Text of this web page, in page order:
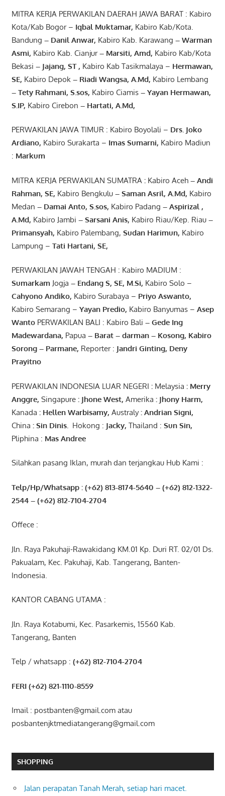
MITRA KERJA PERWAKILAN DAERAH JAWA BARAT : Kabiro
Kota/Kab Bogor – Iqbal Muktamar, Kabiro Kab/Kota.
Bandung – Danil Anwar, Kabiro Kab. Karawang –Warman
Asmi, Kabiro Kab. Cianjur– Marsiti, Amd, Kabiro Kab/Kota
Bekasi – Jajang, ST , Kabiro Kab Tasikmalaya – Hermawan,
SE, Kabiro Depok – Riadi Wangsa, A.Md, Kabiro Lembang
– Tety Rahmani, S.sos, Kabiro Ciamis– Yayan Hermawan,
S.IP, Kabiro Cirebon – Hartati, A.Md,
PERWAKILAN JAWA TIMUR : Kabiro Boyolali – Drs. Joko
Ardiano, Kabiro Surakarta – Imas Sumarni, Kabiro Madiun
: Markum
MITRA KERJA PERWAKILAN SUMATRA :Kabiro Aceh– Andi
Rahman, SE, Kabiro Bengkulu– Saman Asril, A.Md, Kabiro
Medan – Damai Anto, S.sos, Kabiro Padang – Aspirizal ,
A.Md, Kabiro Jambi – Sarsani Anis, Kabiro Riau/Kep. Riau–
Primansyah, Kabiro Palembang, Sudan Harimun, Kabiro
Lampung – Tati Hartani, SE,
PERWAKILAN JAWAH TENGAH : Kabiro MADIUM :
Sumarkam Jogja – EndangS, SE, M.Si, Kabiro Solo –
Cahyono Andiko, Kabiro Surabaya – Priyo Aswanto,
Kabiro Semarang – Yayan Predio, Kabiro Banyumas – Asep
WantoPERWAKILAN BALI : Kabiro Bali – Gede Ing
Madewardana, Papua – Barat – darman– Kosong, Kabiro
Sorong– Parmane, Reporter : Jandri Ginting, Deny
Prayitno
PERWAKILAN INDONESIA LUAR NEGERI : Melaysia : Merry
Anggre, Singapure: JhoneWest, Amerika : JhonyHarm,
Kanada : Hellen Warbisamy, Australy: Andrian Signi,
China : Sin Dinis. Hokong : Jacky, Thailand : Sun Sin,
Pliphina : Mas Andree
Silahkan pasang Iklan, murah dan terjangkau Hub Kami :
Telp/Hp/Whatsapp : (+62) 813-8174-5640 – (+62) 812-1322-
2544– (+62) 812-7104-2704
Offece :
Jln. Raya Pakuhaji-Rawakidang KM.01 Kp. Duri RT. 02/01 Ds.
Pakualam, Kec. Pakuhaji, Kab. Tangerang, Banten-
Indonesia.
KANTOR CABANG UTAMA :
Jln. Raya Kotabumi, Kec. Pasarkemis, 15560 Kab.
Tangerang, Banten
Telp / whatsapp : (+62) 812-7104-2704
FERI (+62) 821-1110-8559
Imail : postbanten@gmail.com atau
posbantenjktmediatangerang@gmail.com
SHOPPING
Jalan perapatan Tanah Merah, setiap hari macet.